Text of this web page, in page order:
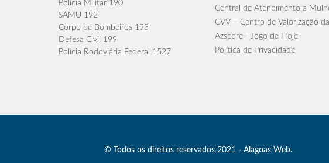
Polícia Militar 190
SAMU 192
Corpo de Bombeiros 193
Defesa Civil 199
Polícia Rodoviária Federal 1527
Central de Atendimento a
CVV – Centro de Valorização
Azscore - Jogo de Hoje
Política de Privacidade
© Todos os direitos reservados 2021 - Alagoas Web.